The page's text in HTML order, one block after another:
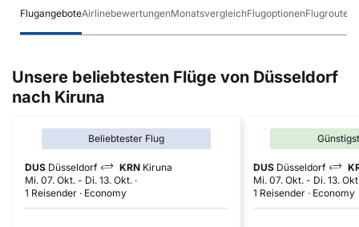
FlugangeboteAirlinebewertungenMonatsvergleichFlugoptionenFlugrouten
Unsere beliebtesten Flüge von Düsseldorf
nach Kiruna
Beliebtester Flug
DUS Düsseldorf KRN Kiruna
Mi. 07. Okt. - Di. 13. Okt.
1 Reisender
Economy
DUS Düsseldorf
Mi. 07. Okt. - Di. 13.
1 Reisender
Economy